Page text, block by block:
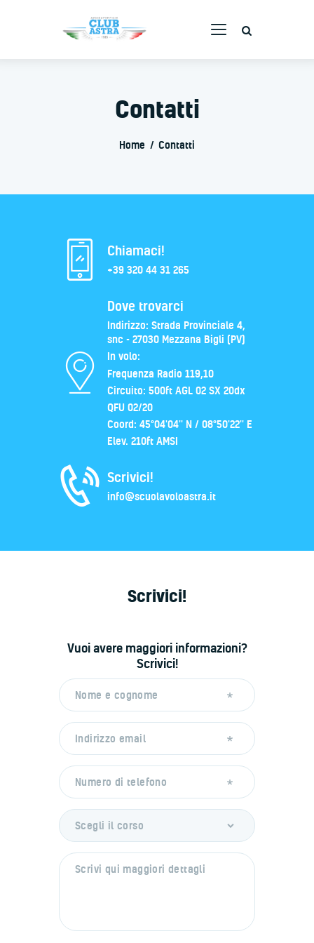
Contatti
Home Contatti
Flotta
Contatti Chiamaci!
+39 320 44 31 265
Dove trovarci
Indirizzo: Strada Provinciale 4,
snc - 27030 Mezzana Bigli (PV)
In volo:
Frequenza Radio 119,10
Circuito: 500ft AGL 02 SX 20dx
QFU 02/20
Coord: 45°04'04'' N / 08°50'22'' E
Elev. 210ft AMSI
Scrivici!
info@scuolavoloastra.it
Scrivici!
Vuoi avere maggiori informazioni?
Scrivici!